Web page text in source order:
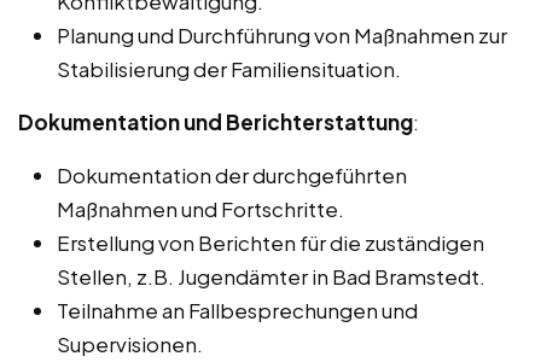
Planung und Durchführung von Maßnahmen zur
Stabilisierung der Familiensituation.
Dokumentation und Berichterstattung:
Dokumentation der durchgeführten
Maßnahmen und Fortschritte.
Erstellung von Berichten für die zuständigen
Stellen, z.B. Jugendämter in Bad Bramstedt.
Teilnahme an Fallbesprechungen und
Supervisionen.